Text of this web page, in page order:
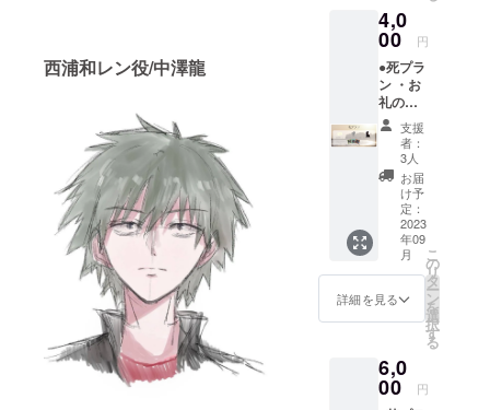
西浦和レン役/中澤龍
い。）
クネー
ム可）
をご記
入くだ
さい。
第三者
を特定
する名
前や公
序良俗
に反す
るお名
前は掲
載いた
しかね
ますの
で、予
い。）
・ミニ
ポス
4,0
00 円
●死プラ
ン ・お
礼の
メール
・エン
ドロー
ルクレ
ジット
(小)
（ご支
援時、
必ず備
考欄に
ご希望
のお名
前
クネー
ム可）
をご記
支援
者：
3人
お届
け予
定：
2023
年09
月
詳細を見る
こ
の
リ
タ
ー
ン
を
選
択
す
る
6,0
00 円